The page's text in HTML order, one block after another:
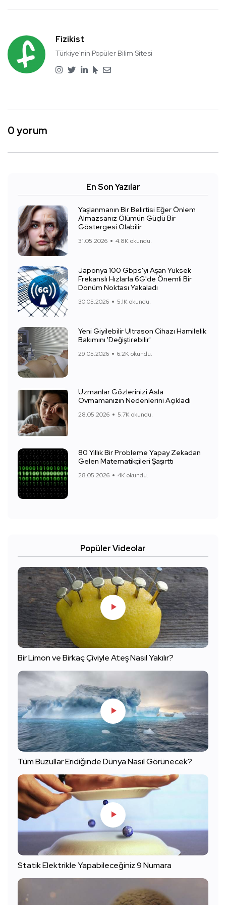
Fizikist
Türkiye'nin Popüler Bilim Sitesi
0 yorum
En Son Yazılar
Yaşlanmanın Bir Belirtisi Eğer Önlem
Almazsanız Ölümün Güçlü Bir
Göstergesi Olabilir
31.05.2026 4.8K okundu.
Japonya 100 Gbps'yi Aşan Yüksek
Frekanslı Hızlarla 6G'de Önemli Bir
Dönüm Noktası Yakaladı
30.05.2026 5.1K okundu.
Yeni Giyilebilir Ultrason Cihazı Hamilelik
Bakımını 'Değiştirebilir'
29.05.2026 6.2K okundu.
Uzmanlar Gözlerinizi Asla
Ovmamanızın Nedenlerini Açıkladı
28.05.2026 5.7K okundu.
80 Yıllık Bir Probleme Yapay Zekadan
Gelen Matematikçileri Şaşırttı
28.05.2026 4K okundu.
Popüler Videolar
Bir Limon ve Birkaç Çiviyle Ateş Nasıl Yakılır?
Tüm Buzullar Eridiğinde Dünya Nasıl Görünecek?
Statik Elektrikle Yapabileceğiniz 9 Numara